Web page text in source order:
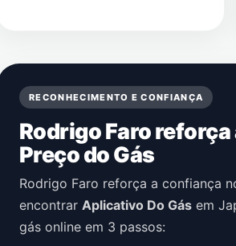
RECONHECIMENTO E CONFIANÇA
Rodrigo Faro
Preço do Gás
Rodrigo Faro reforça a confiança
encontrar Aplicativo Do Gás em
gás online em 3 passos: